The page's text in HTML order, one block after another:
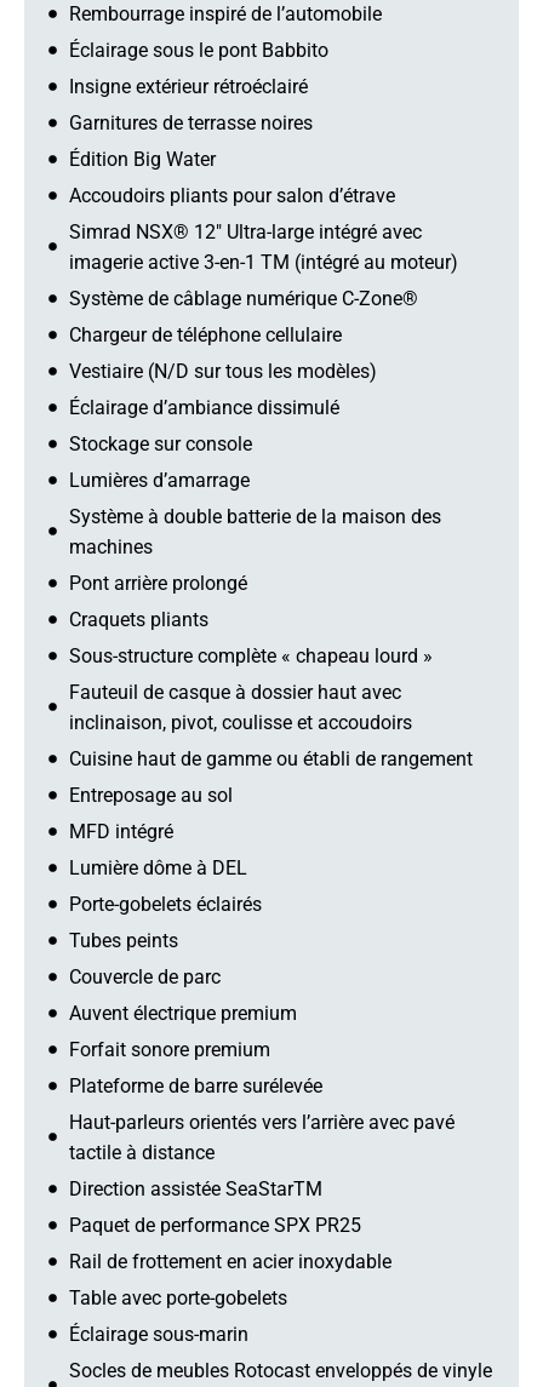
Rembourrage inspiré de l’automobile
Éclairage sous le pont Babbito
Insigne extérieur rétroéclairé
Garnitures de terrasse noires
Édition Big Water
Accoudoirs pliants pour salon d’étrave
Simrad NSX® 12" Ultra-large intégré avec
imagerie active 3-en-1 TM (intégré au moteur)
Système de câblage numérique C-Zone®
Chargeur de téléphone cellulaire
Vestiaire (N/D sur tous les modèles)
Éclairage d’ambiance dissimulé
Stockage sur console
Lumières d’amarrage
Système à double batterie de la maison des
machines
Pont arrière prolongé
Craquets pliants
Sous-structure complète « chapeau lourd »
Fauteuil de casque à dossier haut avec
inclinaison, pivot, coulisse et accoudoirs
Cuisine haut de gamme ou établi de rangement
Entreposage au sol
MFD intégré
Lumière dôme à DEL
Porte-gobelets éclairés
Tubes peints
Couvercle de parc
Auvent électrique premium
Forfait sonore premium
Plateforme de barre surélevée
Haut-parleurs orientés vers l’arrière avec pavé
tactile à distance
Direction assistée SeaStarTM
Paquet de performance SPX PR25
Rail de frottement en acier inoxydable
Table avec porte-gobelets
Éclairage sous-marin
Socles de meubles Rotocast enveloppés de vinyle